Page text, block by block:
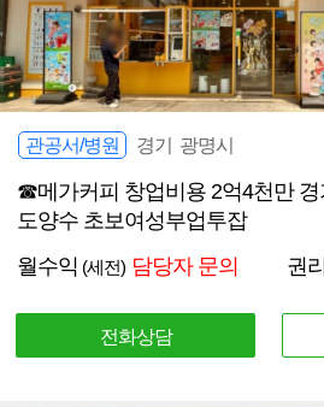
관공서/병원 경기 광명시
☎메가커피 창업비용 2억4천만
도양수 초보여성부업투잡
월수익 (세전) 담당자 문의 권
전화상담